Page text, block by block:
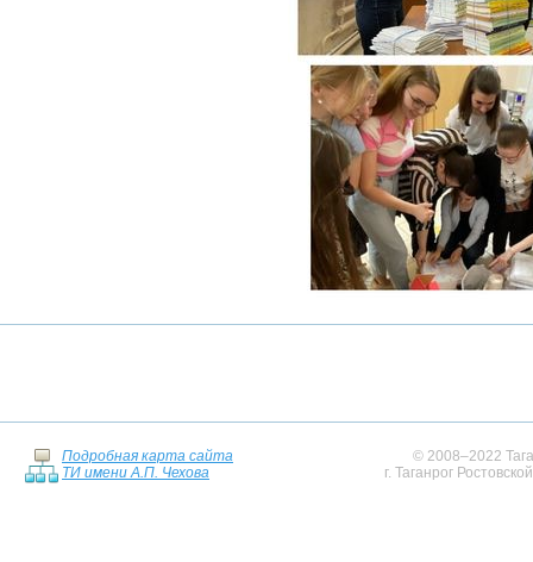
Подробная карта сайта
ТИ имени А.П. Чехова
© 2008–2022
г. Таганрог